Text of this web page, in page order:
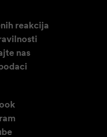
reakcija
nas